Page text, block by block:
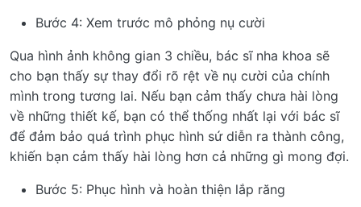
Bước 4: Xem trước mô phỏng nụ cười
Qua hình ảnh không gian 3 chiều, bác sĩ nha khoa sẽ
cho bạn thấy sự thay đổi rõ rệt về nụ cười của chính
mình trong tương lai. Nếu bạn cảm thấy chưa hài lòng
về những thiết kế, bạn có thể thống nhất lại với bác sĩ
để đảm bảo quá trình phục hình sứ diễn ra thành công,
khiến bạn cảm thấy hài lòng hơn cả những gì mong đợi.
Bước 5: Phục hình và hoàn thiện lắp răng